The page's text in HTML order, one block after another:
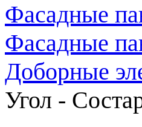
Фасадные
Фасадные
Доборные
Угол -